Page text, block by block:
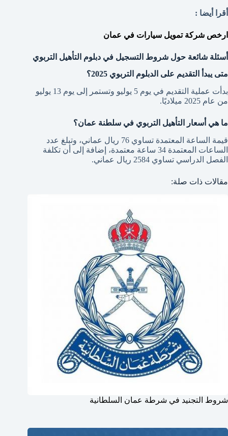
أقرا أيضا :
ارخص شركة تمويل سيارات في عمان
أسئلة شائعة حول شروط التسجيل في دبلوم التأهيل التربوي
متى يبدأ التقديم على الدبلوم التربوي 2025؟
بدأت عملية التقديم في يوم 5 يوليو وتستمر إلى يوم 13 يوليو
من عام 2025 ميلاديًا.
ما هي أسعار التأهيل التربوي في سلطنة عمان؟
قيمة الساعة المعتمدة تساوي 76 ريال عماني، وتبلغ عدد
الساعات المعتمدة 34 ساعة معتمدة، إضافة إلى أن تكلفة
الفصل الدراسي تساوي 2584 ريال عماني.
مقالات ذات صلة:
شروط التجنيد في شرطة عمان السلطانية